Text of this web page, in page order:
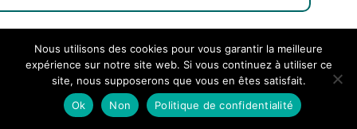
Nous utilisons des cookies pour vous garantir la meilleure
expérience sur notre site web. Si vous continuez à utiliser ce
site, nous supposerons que vous en êtes satisfait.
Ok
Non Politique de confidentialité